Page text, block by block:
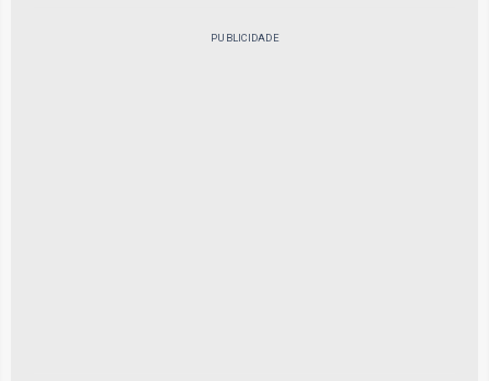
PUBLICIDADE